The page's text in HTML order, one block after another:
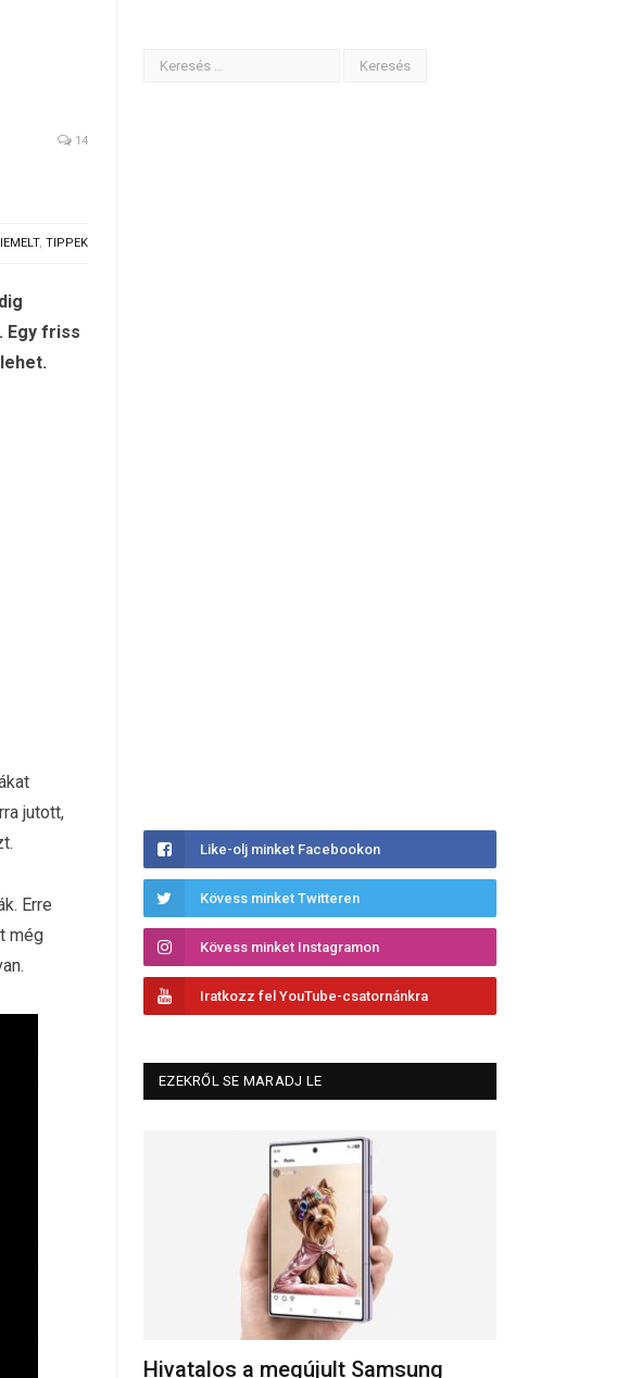
14
, TIPPEK
Egy friss
jutott,
Erre
még
Like-olj minket Facebookon
Kövess minket Twitteren
Kövess minket Instagramon
Iratkozz fel YouTube-csatornánkra
EZEKRŐL SE MARADJ LE
Hivatalos a megújult Samsung